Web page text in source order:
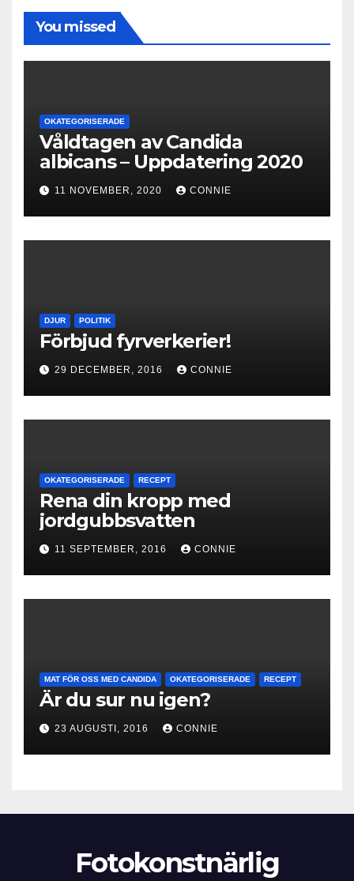
You missed
OKATEGORISERADE
Våldtagen av Candida
albicans – Uppdatering 2020
11 NOVEMBER, 2020 CONNIE
DJUR POLITIK
Förbjud fyrverkerier!
29 DECEMBER, 2016 CONNIE
OKATEGORISERADE RECEPT
Rena din kropp med
jordgubbsvatten
11 SEPTEMBER, 2016 CONNIE
MAT FÖR OSS MED CANDIDA OKATEGORISERADE RECEPT
Är du sur nu igen?
23 AUGUSTI, 2016 CONNIE
Fotokonstnärlig